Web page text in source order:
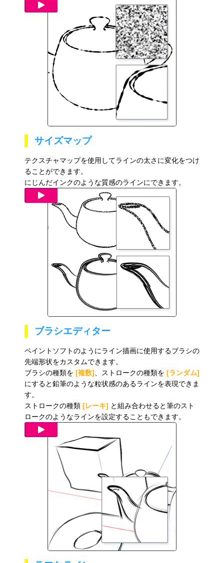
サイズマップ
テクスチャマップを使用してラインの太さに変化をつけ
ることができます。
にじんだインクのような質感のラインにできます。
ブラシエディター
ペイントソフトのようにライン描画に使用するブラシの
先端形状をカスタムできます。
ブラシの種類を [複数] 、ストロークの種類を [ランダム]
にすると鉛筆のような粒状感のあるラインを表現できま
す。
ストロークの種類 [レーキ] と組み合わせると筆のスト
ロークのようなラインを設定することもできます。